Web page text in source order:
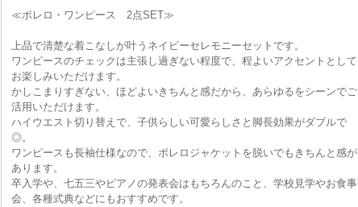
≪ボレロ・ワンピース 2点SET≫
上品で清楚な着こなしが叶うネイビーセレモニーセットです。
ワンピースのチェックは主張し過ぎない程度で、程よいアクセントとして
お楽しみいただけます。
かしこまりすぎない、ほどよいきちんと感だから、あらゆるをシーンでご
活用いただけます。
ハイウエスト切り替えで、子供らしい可愛らしさと脚長効果がダブルで
◎。
ワンピースも長袖仕様なので、ボレロジャケットを脱いでもきちんと感が
あります。
卒入学や、七五三やピアノの発表会はもちろんのこと、学校見学やお食事
会、各種式典などにもおすすめです。